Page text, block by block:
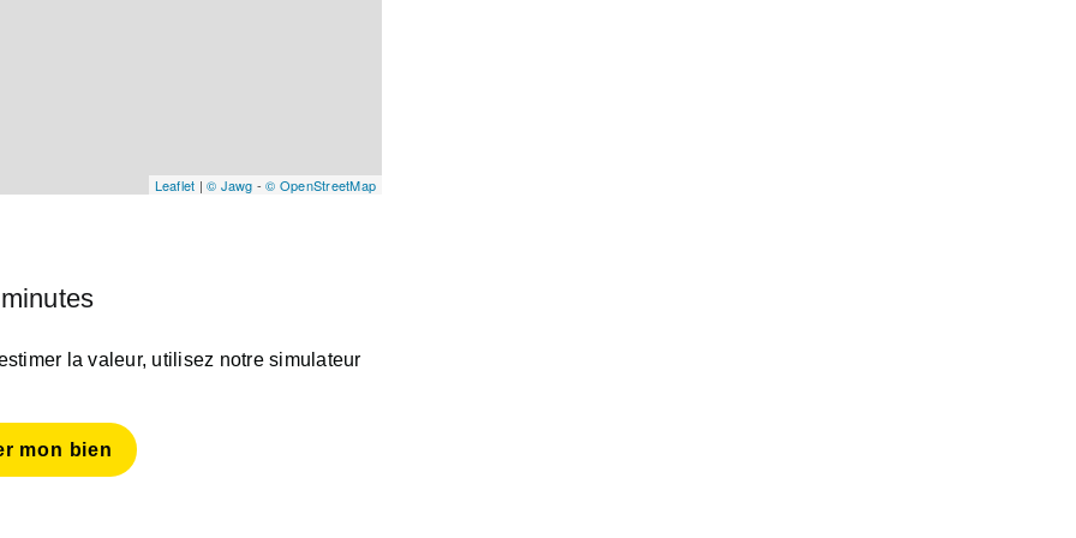
Leaflet | © Jawg -© OpenStreetMap
la valeur, utilisez notre simulateur
mon bien